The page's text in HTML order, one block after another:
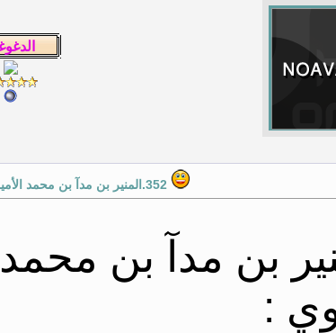
352.المنير بن مدآ بن محمد الأمين السوقي الفامبلقوي
بن مدآ بن
: